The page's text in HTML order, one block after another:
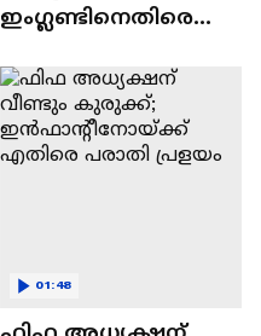
ഇംഗ്ലണ്ടിനെതിരെ
ഇന്ന്
01:48